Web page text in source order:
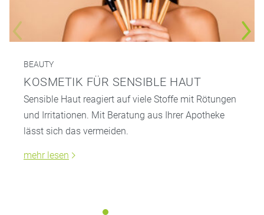
BEAUTY
KOSMETIK FÜR SENSIBLE HAUT
Sensible Haut reagiert auf viele Stoffe mit Rötungen
und Irritationen. Mit Beratung aus Ihrer Apotheke
lässt sich das vermeiden.
mehr lesen